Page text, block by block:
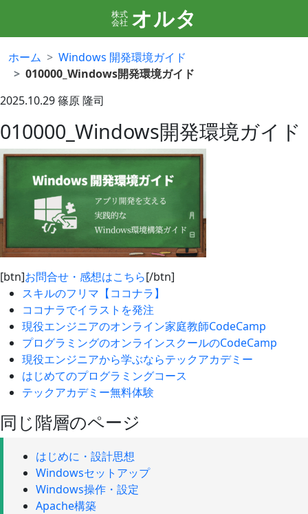
株式
会社 オルタ
ホーム
Windows 開発環境ガイド
010000_Windows開発環境ガイド
2025.10.29篠原 隆司
010000_Windows開発環境ガイド
[btn]お問合せ・感想はこちら[/btn]
スキルのフリマ【ココナラ】
ココナラでイラストを発注
現役エンジニアのオンライン家庭教師CodeCamp
プログラミングのオンラインスクールのCodeCamp
現役エンジニアから学ぶならテックアカデミー
はじめてのプログラミングコース
テックアカデミー無料体験
同じ階層のページ
はじめに・設計思想
Windowsセットアップ
Windows操作・設定
Apache構築